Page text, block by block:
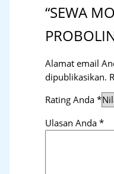
“SEWA
Alamat email
dipublikasikan.
Rating Anda*
Ulasan Anda*